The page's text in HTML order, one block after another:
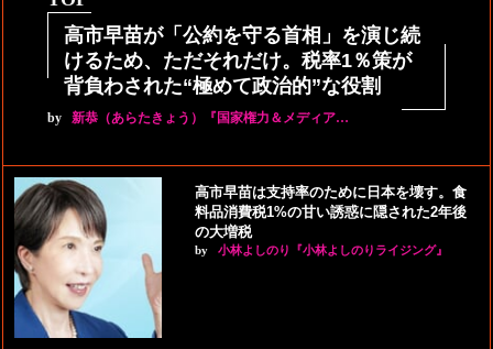
高市早苗が「公約を守る首相」を演じ続
けるため、ただそれだけ。税率1％策が
背負わされた“極めて政治的”な役割
by 新恭（あらたきょう）『国家権力＆メディア…
高市早苗は支持率のために日本を壊す。食
料品消費税1%の甘い誘惑に隠された2年後
の大増税
by 小林よしのり『小林よしのりライジング』